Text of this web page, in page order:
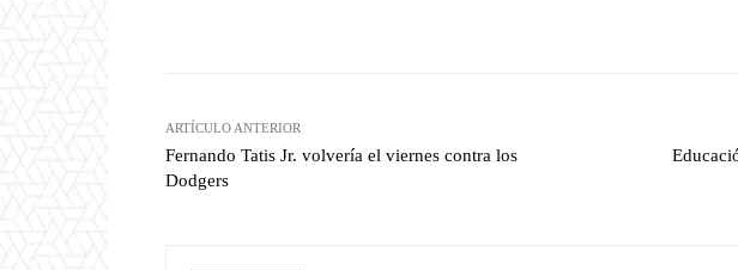
ARTÍCULO ANTERIOR
Fernando Tatis Jr. volvería el viernes contra los
Dodgers